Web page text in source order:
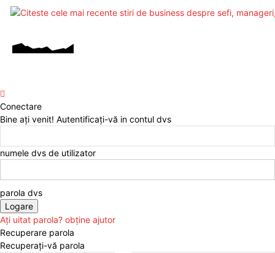
Conectare
Bine ați venit! Autentificați-vă in contul dvs
numele dvs de utilizator
parola dvs
Ați uitat parola? obține ajutor
Recuperare parola
Recuperați-vă parola